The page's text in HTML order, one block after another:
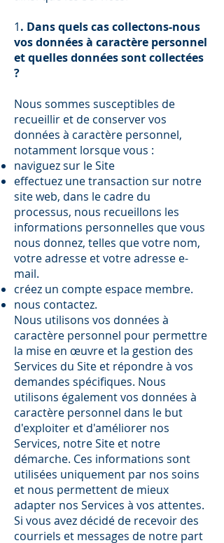
1. Dans quels cas collectons-nous
vos données à caractère personnel
et quelles données sont collectées
?
Nous sommes susceptibles de
recueillir et de conserver vos
données à caractère personnel,
notamment lorsque vous :
naviguez sur le Site
effectuez une transaction sur notre
site web, dans le cadre du
processus, nous recueillons les
informations personnelles que vous
nous donnez, telles que votre nom,
votre adresse et votre adresse e-
mail.
créez un compte espace membre.
nous contactez.
Nous utilisons vos données à
caractère personnel pour permettre
la mise en œuvre et la gestion des
Services du Site et répondre à vos
demandes spécifiques. Nous
utilisons également vos données à
caractère personnel dans le but
d'exploiter et d'améliorer nos
Services, notre Site et notre
démarche. Ces informations sont
utilisées uniquement par nos soins
et nous permettent de mieux
adapter nos Services à vos attentes.
Si vous avez décidé de recevoir des
courriels et messages de notre part